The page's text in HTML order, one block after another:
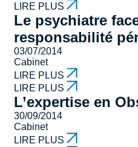
LIRE PLUS
Le psychiatre
responsabilité
03/07/2014
Cabinet
LIRE PLUS
LIRE PLUS
L’expertise en
30/09/2014
Cabinet
LIRE PLUS